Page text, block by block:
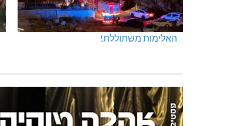
האלימות משתוללת!